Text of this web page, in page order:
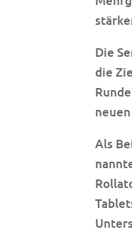
Die
die
Als